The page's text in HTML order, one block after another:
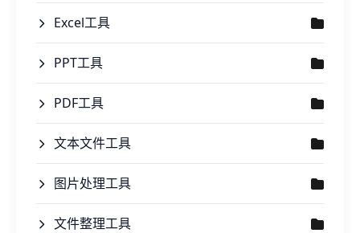
Excel工具
PPT工具
PDF工具
文本文件工具
图片处理工具
文件整理工具